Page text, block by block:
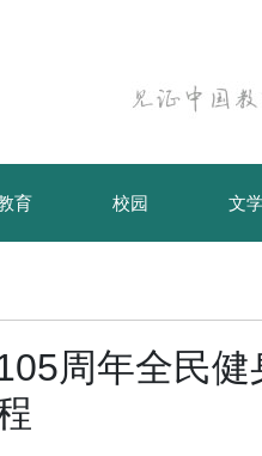
育 校园 文
周年全民